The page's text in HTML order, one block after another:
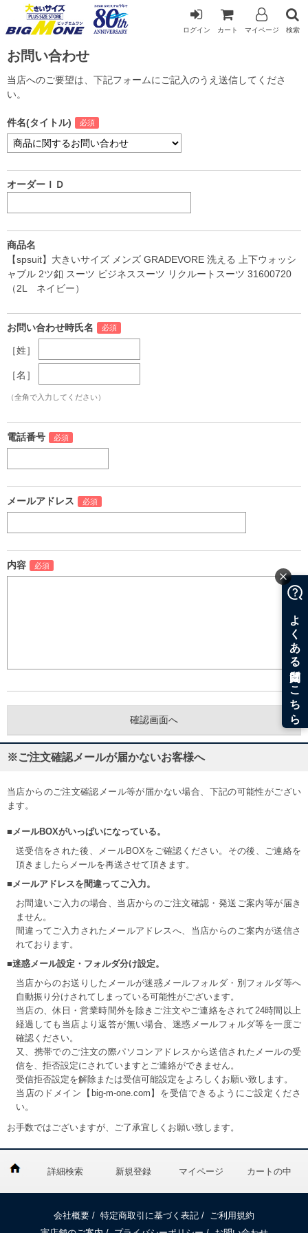
ログイン カート マイページ 検索
お問い合わせ
当店へのご要望は、下記フォームにご記入のうえ送信してくださ
い。
件名(タイトル)
オーダーＩＤ
商品名
【spsuit】大きいサイズ メンズ GRADEVORE 洗える 上下ウォッシ
ャブル 2ツ釦 スーツ ビジネススーツ リクルートスーツ 31600720
（2L ネイビー）
お問い合わせ時氏名
［姓］
［名］
（全角で入力してください）
電話番号
メールアドレス
内容
※ご注文確認メールが届かないお客様へ
当店からのご注文確認メール等が届かない場合、下記の可能性がござい
ます。
■メールBOXがいっぱいになっている。
送受信をされた後、メールBOXをご確認ください。その後、ご連絡を
頂きましたらメールを再送させて頂きます。
■メールアドレスを間違ってご入力。
お間違いご入力の場合、当店からのご注文確認・発送ご案内等が届き
ません。
間違ってご入力されたメールアドレスへ、当店からのご案内が送信さ
れております。
■迷惑メール設定・フォルダ分け設定。
当店からのお送りしたメールが迷惑メールフォルダ・別フォルダ等へ
自動振り分けされてしまっている可能性がございます。
当店の、休日・営業時間外を除きご注文やご連絡をされて24時間以上
経過しても当店より返答が無い場合、迷惑メールフォルダ等を一度ご
確認ください。
又、携帯でのご注文の際パソコンアドレスから送信されたメールの受
信を、拒否設定にされていますとご連絡ができません。
受信拒否設定を解除または受信可能設定をよろしくお願い致します。
当店のドメイン【big-m-one.com】を受信できるようにご設定くださ
い。
お手数ではございますが、ご了承宜しくお願い致します。
詳細検索 新規登録 マイページ カートの中
会社概要 / 特定商取引に基づく表記 /
ご利用規約